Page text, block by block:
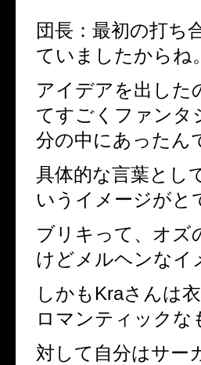
団長：最初の打ち
ていましたからね。
アイデアを出した
てすごくファンタ
分の中にあったん
具体的な言葉とし
いうイメージがと
ブリキって、オズ
けどメルヘンなイ
しかもKraさんは
ロマンティックな
対して自分はサー